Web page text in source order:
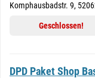
Komphausbadstr. 9,
Geschlossen!
DPD Paket Shop